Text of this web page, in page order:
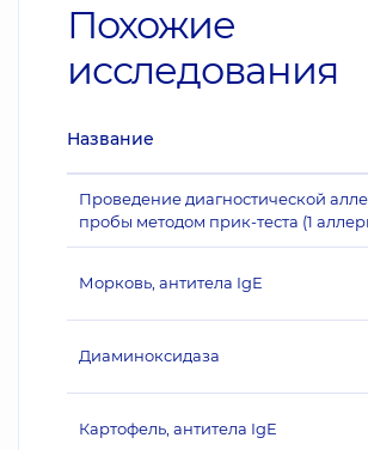
Похожие
исследования
Название
Проведение диагностической
пробы методом прик-теста (1
Морковь, антитела IgE
Диаминоксидаза
Картофель, антитела IgE